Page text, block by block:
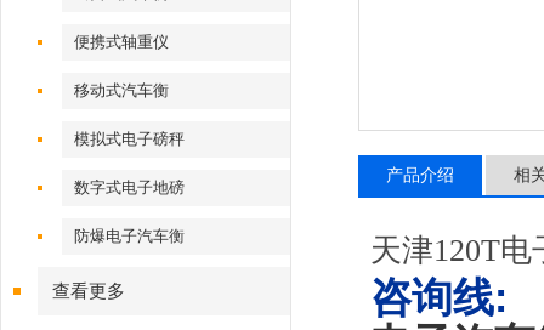
便携式轴重仪
移动式汽车衡
模拟式电子磅秤
数字式电子地磅
防爆电子汽车衡
查看更多
产品介绍 相
天津120T
咨询线: